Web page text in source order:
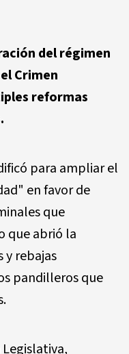
del régimen
Crimen
reformas
para ampliar el
en favor de
que
que abrió la
y rebajas
pandilleros que